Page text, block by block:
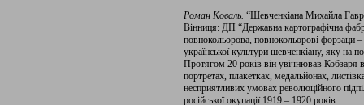
Роман Коваль. “Шевченкіана Михайла
Вінниця: ДП “Державна картографічна
повнокольорова, повнокольорові форзаци –
української культури шевченкіану, яку
Протягом 20 років він увічнював Кобзаря
портретах, плакетках, медальйонах,
несприятливих умовах революційного
російської окупації 1919 – 1920 років.